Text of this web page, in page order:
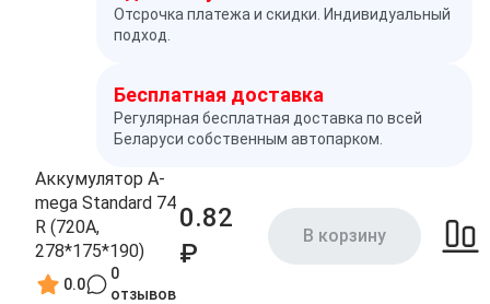
Отсрочка платежа и скидки. Индивидуальный
подход.
Бесплатная доставка
Регулярная бесплатная доставка по всей
Беларуси собственным автопарком.
Аккумулятор A-
mega Standard 74
R (720A,
278*175*190)
0.0
0
отзывов
0.82
₽
В корзину